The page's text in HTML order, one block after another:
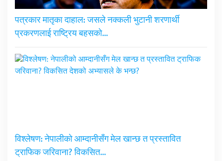
पत्रकार मातृका दाहाल: जसले नक्कली भुटानी शरणार्थी
प्रकरणलाई राष्ट्रिय बहसको…
विश्लेषण: नेपालीको आम्दानीसँग मेल खान्छ त प्रस्तावित
ट्राफिक जरिवाना? विकसित…